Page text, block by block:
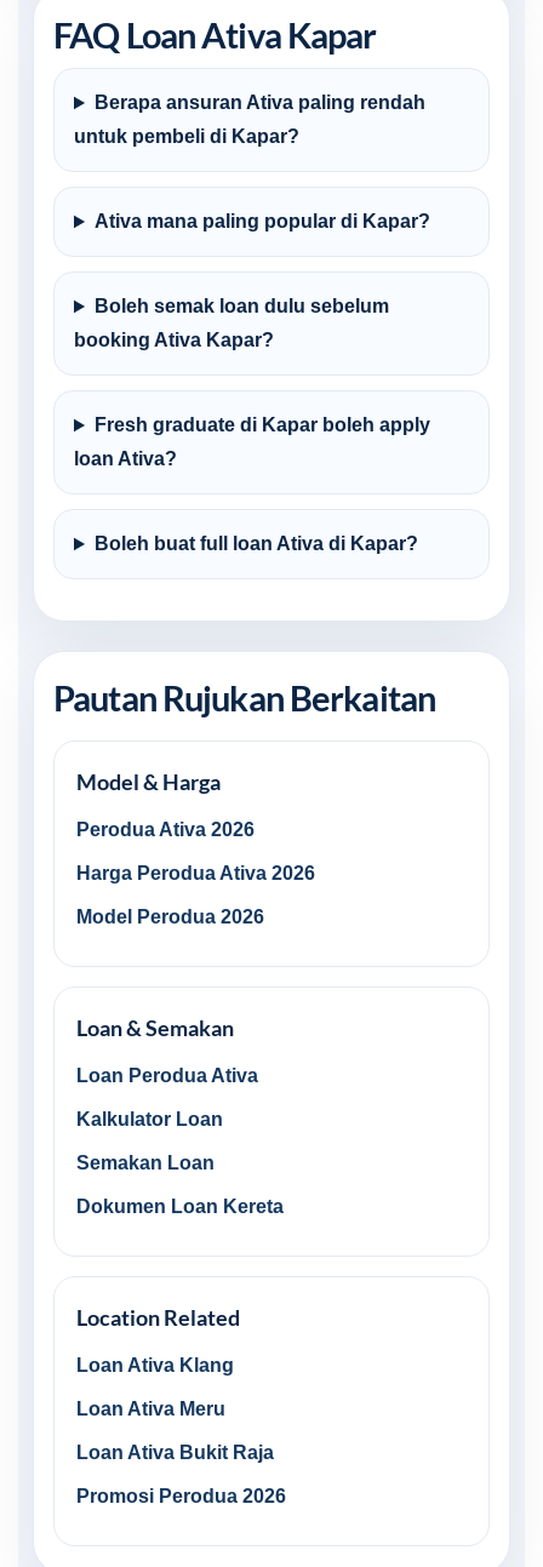
FAQ Loan Ativa Kapar
Berapa ansuran Ativa paling rendah
untuk pembeli di Kapar?
Ativa mana paling popular di Kapar?
Boleh semak loan dulu sebelum
booking Ativa Kapar?
Fresh graduate di Kapar boleh apply
loan Ativa?
Boleh buat full loan Ativa di Kapar?
Pautan Rujukan Berkaitan
Model & Harga
Perodua Ativa 2026
Harga Perodua Ativa 2026
Model Perodua 2026
Loan & Semakan
Loan Perodua Ativa
Kalkulator Loan
Semakan Loan
Dokumen Loan Kereta
Location Related
Loan Ativa Klang
Loan Ativa Meru
Loan Ativa Bukit Raja
Promosi Perodua 2026